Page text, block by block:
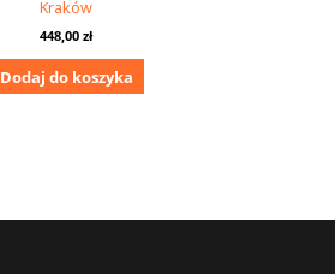
Kraków
448,00 zł
Dodaj do koszyka